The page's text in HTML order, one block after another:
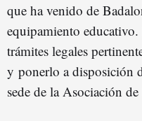
que ha venido de
equipamiento
trámites legales
y ponerlo a disposición
sede de la Asociación